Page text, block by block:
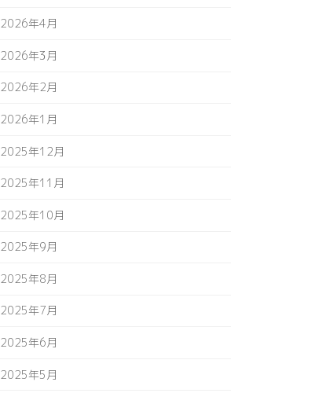
2026年4月
2026年3月
2026年2月
2026年1月
2025年12月
2025年11月
2025年10月
2025年9月
2025年8月
2025年7月
2025年6月
2025年5月